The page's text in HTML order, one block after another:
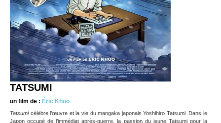
TATSUMI
un film de : Éric Khoo
Tatsumicélèbre l’œuvre et la vie du mangaka japonais Yoshihiro Tatsumi. Dans le
Japon occupé de l’immédiat après-guerre, la passion du jeune Tatsumi pour la